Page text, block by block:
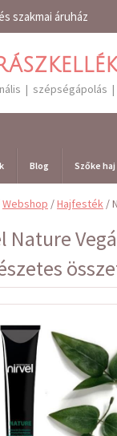
szakmai áruház
| szépségápolás
Blog Szőke haj
Webshop /Hajfesték /
Nature